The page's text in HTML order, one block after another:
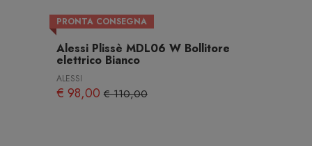
PRONTA CONSEGNA
Alessi Plissè MDL06 W Bollitore
elettrico Bianco
ALESSI
€ 98,00€ 110,00